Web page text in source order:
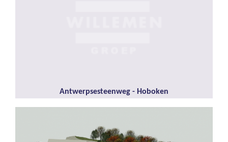
Antwerpsesteenweg - Hoboken